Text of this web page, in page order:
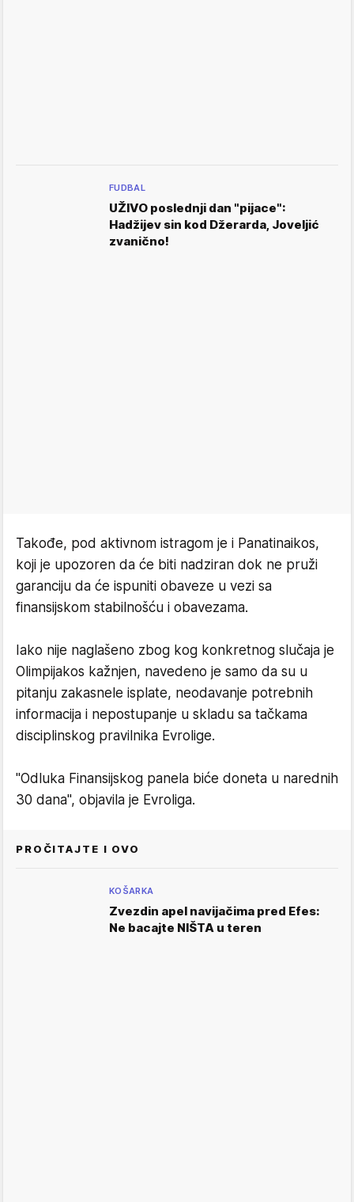
FUDBAL
UŽIVO poslednji dan "pijace":
Hadžijev sin kod Džerarda, Joveljić
zvanično!
Takođe, pod aktivnom istragom je i Panatinaikos,
koji je upozoren da će biti nadziran dok ne pruži
garanciju da će ispuniti obaveze u vezi sa
finansijskom stabilnošću i obavezama.
Iako nije naglašeno zbog kog konkretnog slučaja je
Olimpijakos kažnjen, navedeno je samo da su u
pitanju zakasnele isplate, neodavanje potrebnih
informacija i nepostupanje u skladu sa tačkama
disciplinskog pravilnika Evrolige.
"Odluka Finansijskog panela biće doneta u narednih
30 dana", objavila je Evroliga.
PROČITAJTE I OVO
KOŠARKA
Zvezdin apel navijačima pred Efes:
Ne bacajte NIŠTA u teren